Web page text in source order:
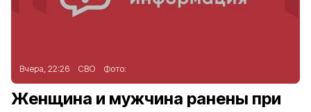
Вчера, 22:26 СВО Фото:
Женщина и мужчина ранены при